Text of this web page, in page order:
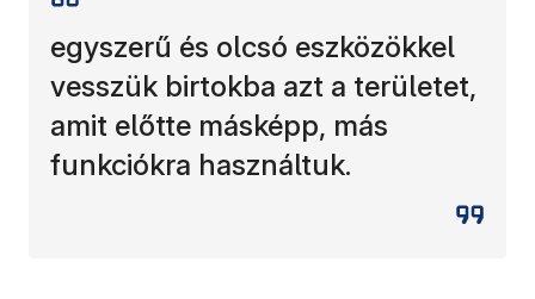
egyszerű és olcsó eszközökkel
vesszük birtokba azt a területet,
amit előtte másképp, más
funkciókra használtuk.